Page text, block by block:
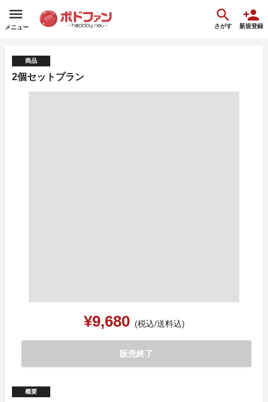
メニュー さがす 新規登録
商品
2個セットプラン
¥9,680 (税込/送料込)
販売終了
概要